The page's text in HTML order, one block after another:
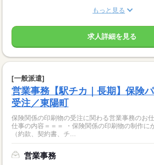
もっと見る
求人詳細を見る
[一般派遣]
営業事務【駅チカ｜長期】保険
受注／東陽町
保険関係の印刷物の受注に関わる営業事務のお仕事です
仕事の内容＝＝＝ ・保険関係の印刷物の制作に
（約款、契約書、チ...
営業事務